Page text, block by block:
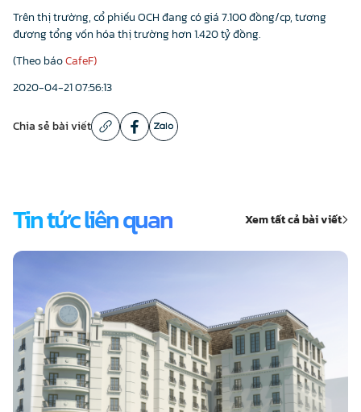
Trên thị trường, cổ phiếu OCH đang có giá 7.100 đồng/cp, tương
đương tổng vốn hóa thị trường hơn 1.420 tỷ đồng.
(Theo báoCafeF)
2020-04-21 07:56:13
Chia sẻ bài viết
Tin tức liên quan Xem tất cả bài viết